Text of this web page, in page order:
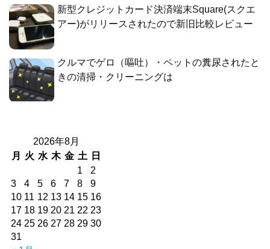
新型クレジットカード決済端末Square(スクエ
アー)がリリースされたので新旧比較レビュー
クルマでゲロ（嘔吐）・ペットの糞尿されたと
きの清掃・クリーニングは
2026年8月
月
火 水 木 金 土 日
1
2
3
4 5 6 7 8
9
10 11 12 13 14 15 16
17 18 19 20 21 22 23
24 25 26 27 28 29 30
31